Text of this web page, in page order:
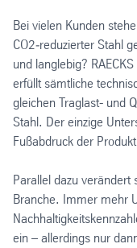
Bei vielen Kunden
CO2‑reduzierter Stahl
und langlebig?
erfüllt sämtliche
gleichen Traglast- und
Stahl. Der einzige
Fußabdruck der
Parallel dazu verändert
Branche. Immer mehr
ein – allerdings nur